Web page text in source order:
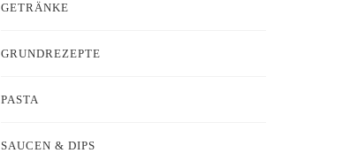
GETRÄNKE
GRUNDREZEPTE
PASTA
SAUCEN & DIPS